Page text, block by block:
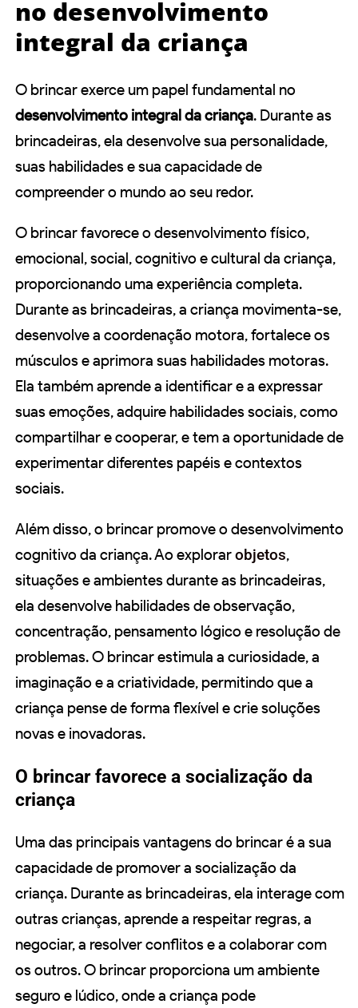
no desenvolvimento
integral da criança
O brincar exerce um papel fundamental no
desenvolvimento integral da criança. Durante as
brincadeiras, ela desenvolve sua personalidade,
suas habilidades e sua capacidade de
compreender o mundo ao seu redor.
O brincar favorece o desenvolvimento físico,
emocional, social, cognitivo e cultural da criança,
proporcionando uma experiência completa.
Durante as brincadeiras, a criança movimenta-se,
desenvolve a coordenação motora, fortalece os
músculos e aprimora suas habilidades motoras.
Ela também aprende a identificar e a expressar
suas emoções, adquire habilidades sociais, como
compartilhar e cooperar, e tem a oportunidade de
experimentar diferentes papéis e contextos
sociais.
Além disso, o brincar promove o desenvolvimento
cognitivo da criança. Ao explorarobjetos,
situações e ambientes durante as brincadeiras,
ela desenvolve habilidades de observação,
concentração, pensamento lógico e resolução de
problemas. O brincar estimula a curiosidade, a
imaginação e a criatividade, permitindo que a
criança pense de forma flexível e crie soluções
novas e inovadoras.
O brincar favorece a socialização da
criança
Uma das principais vantagens do brincar é a sua
capacidade de promover a socialização da
criança. Durante as brincadeiras, ela interage com
outras crianças, aprende a respeitar regras, a
negociar, a resolver conflitos e a colaborar com
os outros. O brincar proporciona um ambiente
seguro e lúdico, onde a criança pode